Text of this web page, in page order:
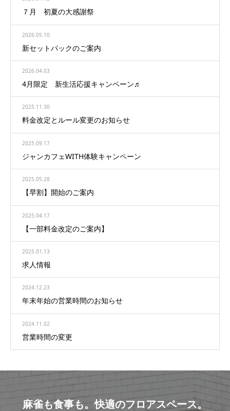
７月 初夏の大感謝祭
2026.05.10
新セットパックのご案内
2026.04.03
4月限定 新生活応援キャンペーン♬
2025.11.30
料金改定とルール変更のお知らせ
2025.09.17
ジャンカフェWITH体験キャンペーン
2025.05.28
【早割】開始のご案内
2025.04.17
【一部料金改定のご案内】
2025.01.13
求人情報
2024.12.23
年末年始の営業時間のお知らせ
2024.11.02
営業時間の変更
麻雀も食事も。快適のフロアスペース。